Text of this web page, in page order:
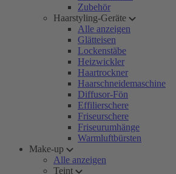
Zubehör
Haarstyling-Geräte
Alle anzeigen
Glätteisen
Lockenstäbe
Heizwickler
Haartrockner
Haarschneidemaschine
Diffusor-Fön
Effilierschere
Friseurschere
Friseurumhänge
Warmluftbürsten
Make-up
Alle anzeigen
Teint